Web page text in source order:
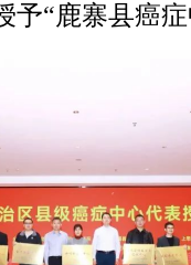
予“鹿寨县癌